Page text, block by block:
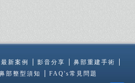
最新案例 影音分享
鼻部重建手術
部整型須知 FAQ's常見問題